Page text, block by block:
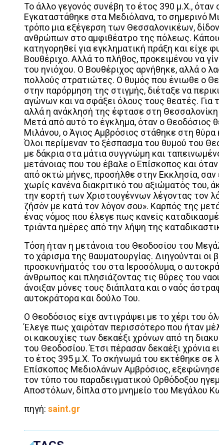
Το άλλο γεγονός συνέβη το έτος 390 μ.Χ.,
Εγκαταστάθηκε στα Μεδιόλανα, το σημερινό
τρόπο μια εξέγερση των Θεσσαλονικέων,
ανθρώπων στο αμφιθέατρο της πόλεως.
κατηγορηθεί για εγκληματική πράξη και είχε
Βουθέριχο. Αλλά το πλήθος, προκειμένου να
του ηνιόχου. Ο Βουθέριχος αρνήθηκε, αλλά ο
πολλούς στρατιώτες. Ο θυμός που ένιωθε ο
στην παρόρμηση της στιγμής, διέταξε να
αγώνων και να σφάξει όλους τους θεατές.
αλλά η ανάκλησή της έφτασε στη Θεσσαλονίκη
Μετά από αυτό το έγκλημα, όταν ο Θεοδόσιος
Μιλάνου, ο Άγιος Αμβρόσιος στάθηκε στη
Όλοι περίμεναν το ξέσπασμα του θυμού του
με δάκρια στα μάτια συγγνώμη και
μετάνοιας που του έβαλε ο Επίσκοπος και
από οκτώ μήνες, προσήλθε στην Εκκλησία,
χωρίς κανένα διακριτικό του αξιώματός του,
την εορτή των Χριστουγέννων λέγοντας τον
ζήσόν με κατά τον λόγον σου». Καρπός της
ένας νόμος που έλεγε πως κανείς
τριάντα ημέρες από την λήψη της
Τόση ήταν η μετάνοια του Θεοδοσίου του
το χάρισμα της θαυματουργίας. Διηγούνται οι
προσκυνήματός του στα Ιεροσόλυμα, ο
άνθρωπος και πλησιάζοντας τις θύρες του
άνοιξαν μόνες τους διάπλατα και ο ναός
αυτοκράτορα και δούλο Του.
Ο Θεοδόσιος είχε αντιγράψει με το χέρι του
Έλεγε πως χαιρόταν περισσότερο που ήταν
οι κακουχίες των δεκαέξι χρόνων από τη
του Θεοδοσίου. Έτσι πέρασαν δεκαέξι χρόνια
το έτος 395 μ.Χ. Το σκήνωμά του εκτέθηκε σε
Επίσκοπος Μεδιολάνων Αμβρόσιος,
τον τύπο του παραδειγματικού Ορθόδοξου
Αποστόλων, δίπλα στο μνημείο του Μεγάλου
πηγή: saint.gr